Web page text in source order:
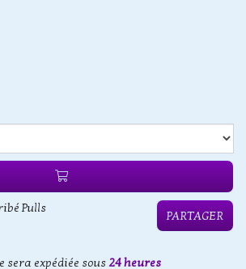
Pulls
PARTAGER
sera expédiée sous24 heures